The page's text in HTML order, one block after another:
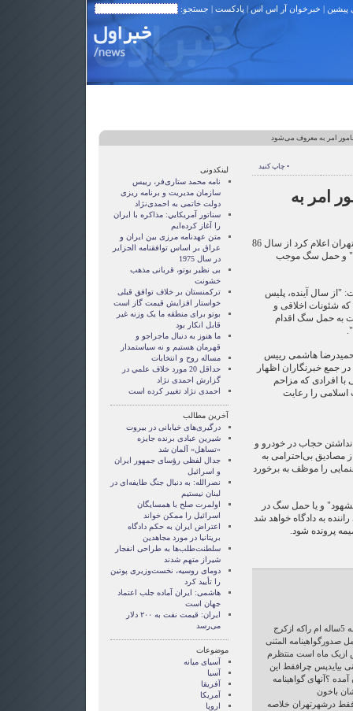
پیشین | خبرخوان آر اس اس| پادکست | جستجو:
امر به معروف می‌شود
• چاپ کنید
امر به
رییس پلیس راهنمایی و رانندگی تهران اعلام کرد از سال 86
و حمل سگ موجب
"از سال آینده، پلیس
که شئونات اخلاقی و
به حمل سگ اقدام
حمیدرضا هاشمی رییس
جمع خبرنگاران اظهار
افرادی که مزاحم
اسلامی را رعایت
نداشتن حجاب در خودرو و
مصادیق بی‌احترامی به
را موظف به برخورد
و یا حمل سگ در
به دادگاه خواهد شد
پرونده شود.
اینجانب ساکن اسلامشهر گواهینامه 5ساله ام راکه ازکرج
صدورگواهینامه المثنی
ازیک ماه است منتظرم
بیایدپس چرافقط این
؟آنهای گواهینامه
باخون
فقط درشهرتهران خلاصه
لینکدونی
نامه محمد ستاری‌فر، رییس
سازمان مدیریت و برنامه ریزی
دولت خاتمی به احمدی‌نژاد
سناتور آمريکايي: مذاکره با ايران
را آغاز کرده‌ايم
متن عهدنامه مرزى بين ايران و
عراق بر اساس توافقنامه الجزاير
در سال 1975
بی نظیر بوتو، قربانی مذهب
خشونت
ترکمنستان بر خلاف توافق قبلی
خواستار افزایش قیمت گاز است
بوتو برای منطقه ما یک وزنه غیر
قابل انکار بود
ما هنوز به دنبال ماجراجو و
قهرمان هستيم و نه سياستمدار
مساله روح و انتخابات
حداقل 20 مورد خلاف علمي در
گزارش احمدی نژاد
احمدی نژاد تغییر کرده است
آخرین مطالب
درگیری‌های خیابانی در بیروت
شیرین عبادی برنده جایزه
«تساهل» آلمان شد
جدال لفظی رؤسای جمهور ایران
و اسرائیل
نصرالله: به دنبال جنگ طایفه‌ای در
لبنان نیستیم
اولمرت صلح با همسایگان
اسرائیل را ممکن خواند
اعتراض ایران به حکم دادگاه
بریتانیا در مورد مجاهدین
سلطنت‌طلب‌ها به طراحی انفجار
شیراز متهم شدند
دومای روسیه، نخست‌وزیری پوتین
را تأیید کرد
هاشمی: ایران آماده جلب اعتماد
جهان است
ایران: قیمت نفت به ۲۰۰ دلار
می‌رسد
موضوعات
آسيای ميانه
آسیا
آفریقا
آمریکا
اروپا